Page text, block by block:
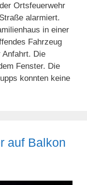
Ortsfeuerwehr
alarmiert.
in einer
Fahrzeug
Anfahrt. Die
Fenster. Die
konnten keine
auf Balkon